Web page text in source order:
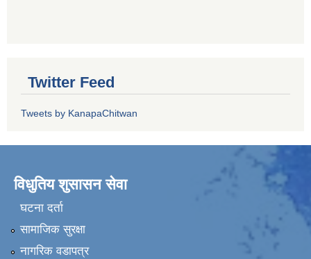
Twitter Feed
Tweets by KanapaChitwan
विधुतिय शुसासन सेवा
घटना दर्ता
सामाजिक सुरक्षा
नागरिक वडापत्र